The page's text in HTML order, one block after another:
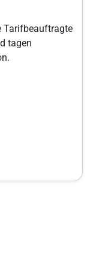
Tarifbeauftragte
tagen